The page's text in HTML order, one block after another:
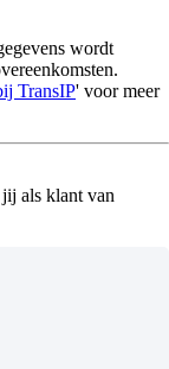
wordt
TransIP' voor meer
als klant van